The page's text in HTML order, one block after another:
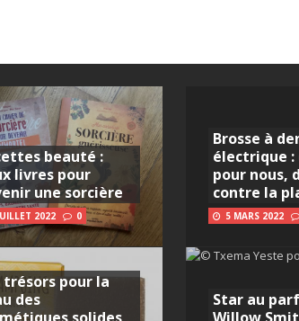
beauté :
livres pour
une sorcière
2022 0
trésors pour la
des
Brosse à
électrique :
pour nous,
contre la
5 MARS 2022
Star au